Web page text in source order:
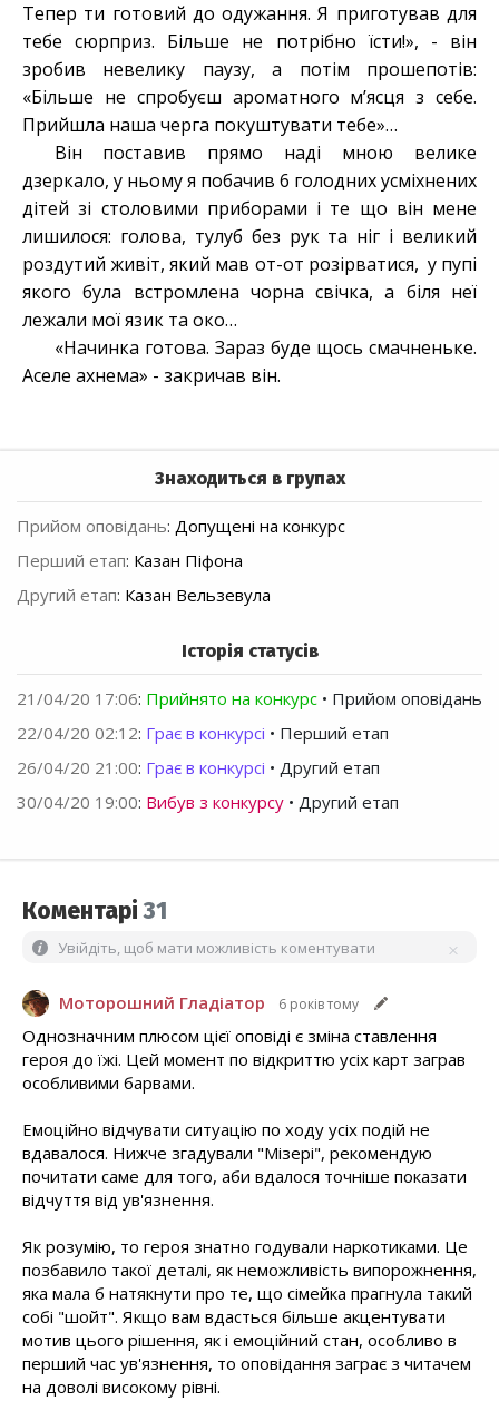
Тепер ти готовий до одужання. Я приготував для
тебе сюрприз. Більше не потрібно їсти!», - він
зробив невелику паузу, а потім прошепотів:
«Більше не спробуєш ароматного м’ясця з себе.
Прийшла наша черга покуштувати тебе»…
Він поставив прямо наді мною велике
дзеркало, у ньому я побачив 6 голодних усміхнених
дітей зі столовими приборами і те що він мене
лишилося: голова, тулуб без рук та ніг і великий
роздутий живіт, який мав от-от розірватися, у пупі
якого була встромлена чорна свічка, а біля неї
лежали мої язик та око…
«Начинка готова. Зараз буде щось смачненьке.
Аселе ахнема» - закричав він.
Знаходиться в групах
Прийом оповідань: Допущені на конкурс
Перший етап: Казан Піфона
Другий етап: Казан Вельзевула
Історія статусів
21/04/20 17:06: Прийнято на конкурс • Прийом оповідань
22/04/20 02:12: Грає в конкурсі • Перший етап
26/04/20 21:00: Грає в конкурсі • Другий етап
30/04/20 19:00: Вибув з конкурсу • Другий етап
Коментарі31
Увійдіть, щоб мати можливість коментувати
Моторошний Гладіатор 6 років тому
Однозначним плюсом цієї оповіді є зміна ставлення
героя до їжі. Цей момент по відкриттю усіх карт заграв
особливими барвами.
Емоційно відчувати ситуацію по ходу усіх подій не
вдавалося. Нижче згадували "Мізері", рекомендую
почитати саме для того, аби вдалося точніше показати
відчуття від ув'язнення.
Як розумію, то героя знатно годували наркотиками. Це
позбавило такої деталі, як неможливість випорожнення,
яка мала б натякнути про те, що сімейка прагнула такий
собі "шойт". Якщо вам вдасться більше акцентувати
мотив цього рішення, як і емоційний стан, особливо в
перший час ув'язнення, то оповідання заграє з читачем
на доволі високому рівні.